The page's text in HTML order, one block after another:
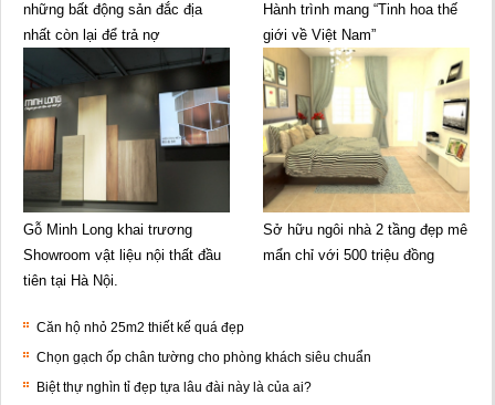
những bất động sản đắc địa
nhất còn lại để trả nợ
Hành trình mang “Tinh hoa thế
giới về Việt Nam”
Gỗ Minh Long khai trương
Showroom vật liệu nội thất đầu
tiên tại Hà Nội.
Sở hữu ngôi nhà 2 tầng đẹp mê
mẩn chỉ với 500 triệu đồng
Căn hộ nhỏ 25m2 thiết kế quá đẹp
Chọn gạch ốp chân tường cho phòng khách siêu chuẩn
Biệt thự nghìn tỉ đẹp tựa lâu đài này là của ai?